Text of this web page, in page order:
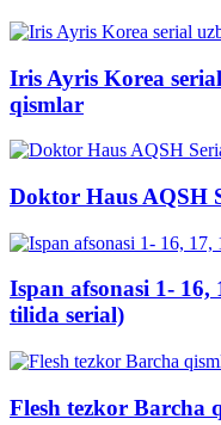
Iris Ayris Korea
qismlar
Doktor Haus AQSH
Ispan afsonasi 1-
tilida serial)
Flesh tezkor Barcha